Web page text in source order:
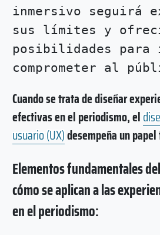
inmersivo seguirá
sus límites y
posibilidades para
comprometer al
Cuando se trata de diseñar
efectivas en el periodismo, el
usuario (UX)desempeña un
Elementos fundamentales
cómo se aplican a las
en el periodismo: